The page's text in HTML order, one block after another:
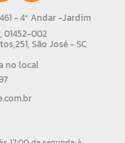
- 4º Andar -Jardim
01452-002
São José - SC
no local